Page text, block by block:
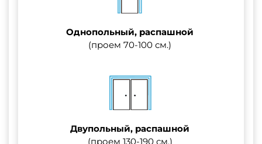
Однопольный, распашной
(проем 70-100 см.)
Двупольный, распашной
(проем 130-190 см.)